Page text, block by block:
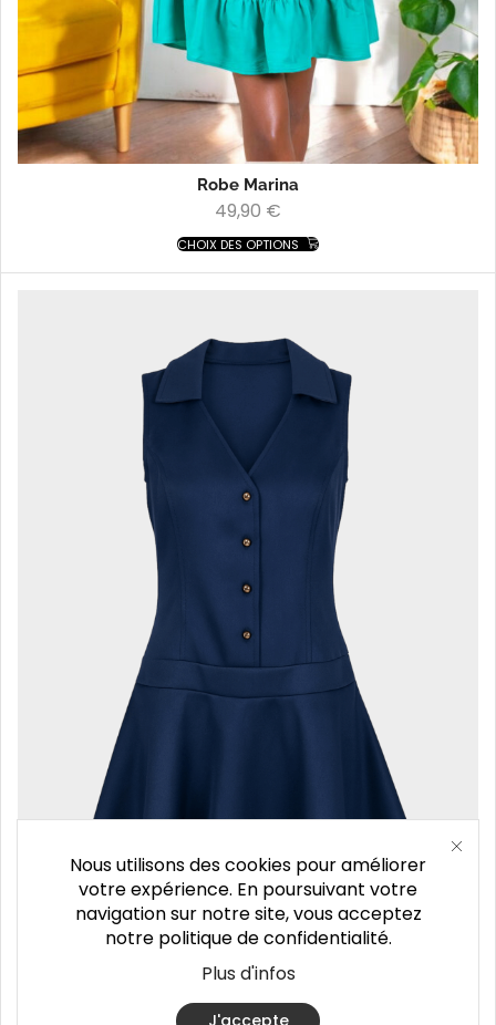
Robe Marina
49,90 €
CHOIX DES OPTIONS
Robe Juliette
Nous utilisons des cookies pour améliorer
votre expérience. En poursuivant votre
navigation sur notre site, vous acceptez
notre politique de confidentialité.
Plus d'infos